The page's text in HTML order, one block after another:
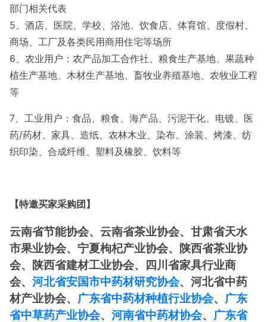
部门相关代表
5、酒店、医院、学校、浴池、饮食店、体育馆、度假村、
商场、工厂及各类民用商用住宅等场所
6、农业用户：农产品加工合作社、粮食生产基地、果蔬种
植生产基地、木材生产基地、畜牧业养殖基地、农牧业工程
等
7、工业用户：食品、粮食、海产品、污泥干化、电镀、医
药/药材、家具、造纸、农林木业、染布、涂装、烤漆、纺
织印染、合成纤维、塑料及橡胶、饮料等
【特邀买家采购团】
云南省节能协会、云南省茶业协会、甘肃省天水
市果业协会、宁夏枸杞产业协会、陕西省茶业协
会、陕西省建材工业协会、四川省家具行业商
会、 河北省安国市中药材研究协会、河北省中药
材产业协会、 广东省中药材种植行业协会、 广东
省中草药产业协会、 河南省中药材协会、 广东省